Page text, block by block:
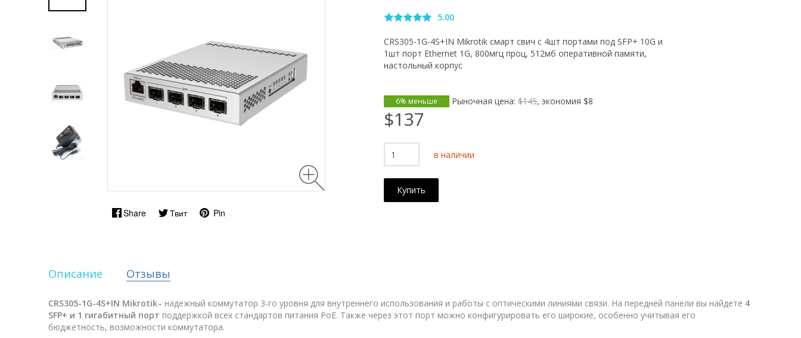
Share Твит Pin
5.00
CRS305-1G-4S+IN Mikrotik смарт свич с 4шт портами под SFP+ 10G и
1шт порт Ethernet 1G, 800мгц проц, 512мб оперативной памяти,
настольный корпус
6% меньше Рыночная цена: $145, экономия $8
$137
в наличии
Купить
Описание Отзывы
CRS305-1G-4S+IN Mikrotik– надежный коммутатор 3-го уровня для внутреннего использования и работы с оптическими линиями связи. На передней панели вы найдете 4
SFP+ и 1 гигабитный порт поддержкой всех стандартов питания PoE. Также через этот порт можно конфигурировать его широкие, особенно учитывая его
бюджетность, возможности коммутатора.